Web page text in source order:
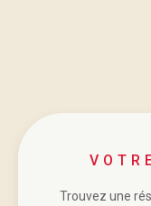
Trouvez une